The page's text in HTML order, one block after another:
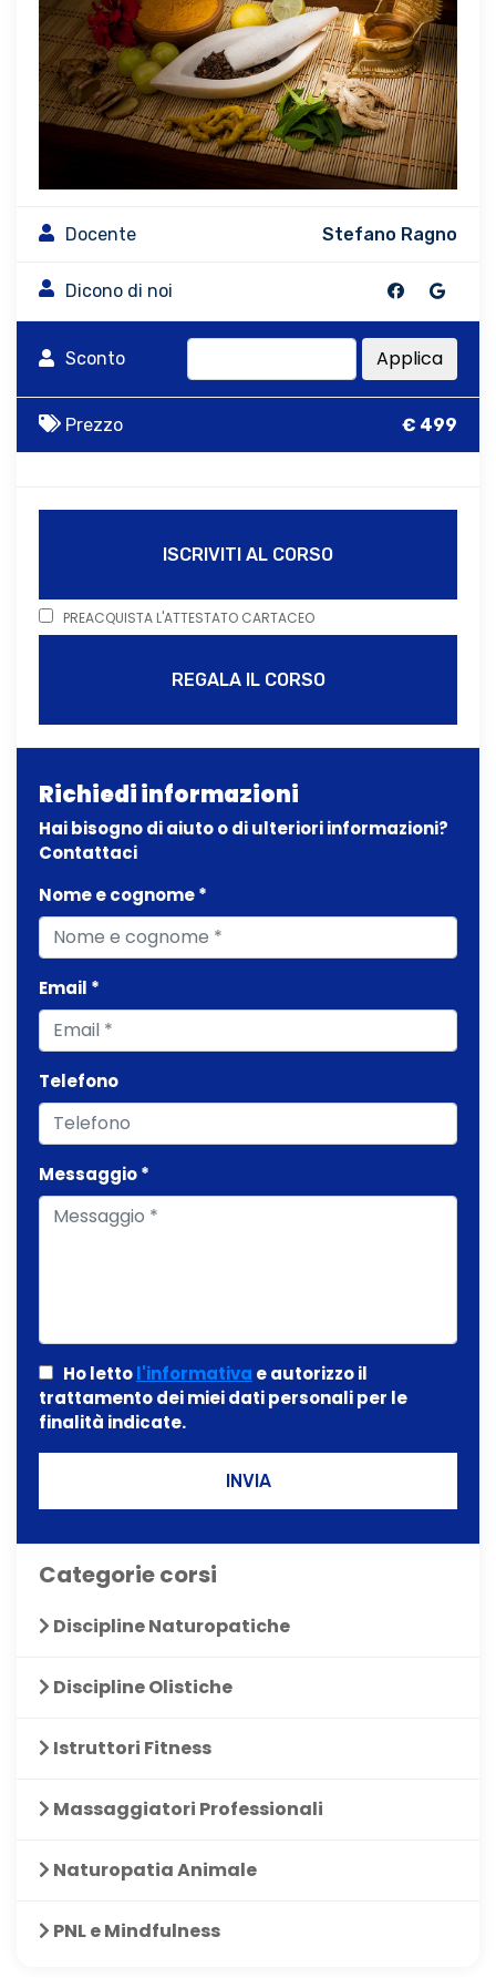
Docente Stefano Ragno
Dicono di noi
Sconto Applica
Prezzo € 499
ISCRIVITI AL CORSO
PREACQUISTA L'ATTESTATO CARTACEO
REGALA IL CORSO
Richiedi informazioni
Hai bisogno di aiuto o di ulteriori informazioni?
Contattaci
Nome e cognome *
Email *
Telefono
Messaggio *
Ho lettol'informativa e autorizzo il
trattamento dei miei dati personali per le
finalità indicate.
INVIA
Categorie corsi
Discipline Naturopatiche
Discipline Olistiche
Istruttori Fitness
Massaggiatori Professionali
Naturopatia Animale
PNL e Mindfulness